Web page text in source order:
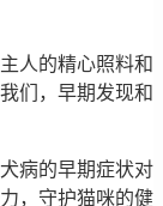
人的精心照料和
们，早期发现和
病的早期症状对
，守护猫咪的健